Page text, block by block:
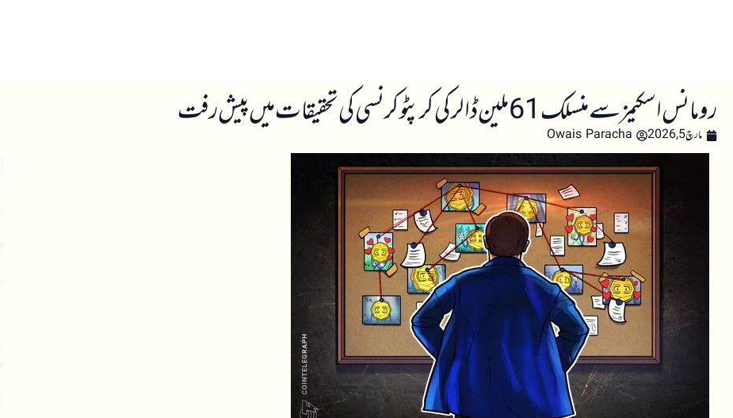
رومانس اسکیمز سے منسلک 61 ملین ڈالر کی کرپٹو کرنسی کی تحقیقات میں پیش رفت
مارچ 5, 2026 Owais Paracha